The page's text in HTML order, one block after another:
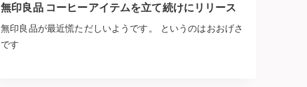
無印良品 コーヒーアイテムを立て続けにリリース
無印良品が最近慌ただしいようです。 というのはおおげさ
です